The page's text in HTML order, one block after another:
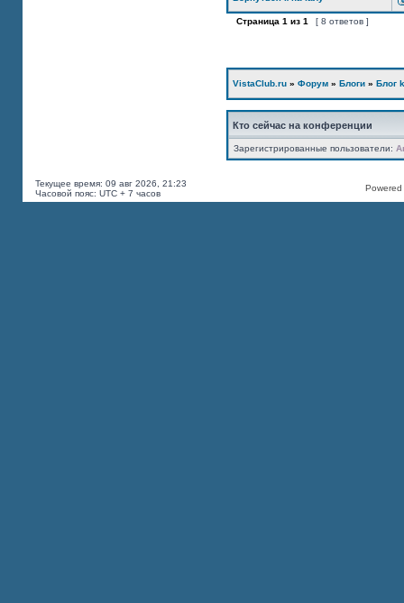
Страница 1 из 1 [ 8 ответов ]
VistaClub.ru » Форум » Блоги » Блог
Кто сейчас на конференции
Зарегистрированные пользователи:
Текущее время: 09 авг 2026, 21:23
Часовой пояс: UTC + 7 часов